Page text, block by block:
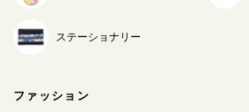
ステーショナリー
ファッション